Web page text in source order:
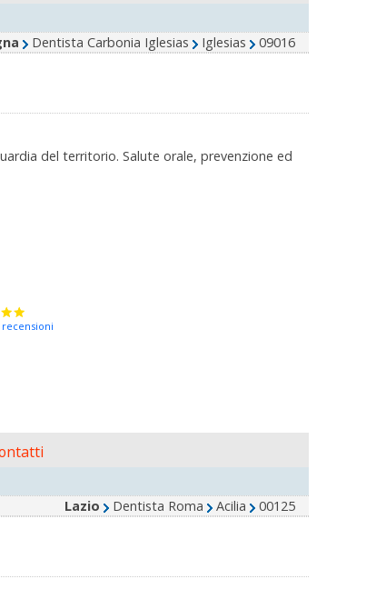
Dentista Carbonia Iglesias Iglesias 09016
del territorio. Salute orale, prevenzione ed
recensioni
Lazio Dentista Roma Acilia 00125